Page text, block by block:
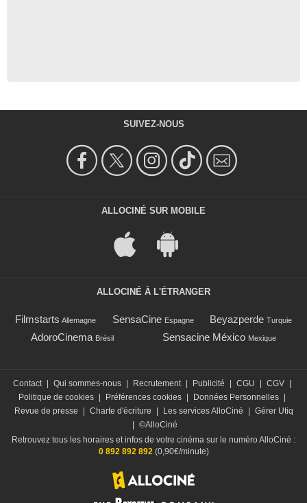
SUIVEZ-NOUS
ALLOCINÉ SUR MOBILE
ALLOCINÉ À L'ÉTRANGER
Filmstarts Allemagne SensaCine Espagne Beyazperde Turquie
AdoroCinema Brésil Sensacine México Mexique
Contact | Qui sommes-nous | Recrutement | Publicité | CGU | CGV |
Politique de cookies | Préférences cookies | Données Personnelles |
Revue de presse
| Charte d'écriture | Les services AlloCiné | Gérer Utiq
| ©AlloCiné
Retrouvez tous les horaires et infos de votre cinéma sur le numéro AlloCiné :
0 892 892 892 (0,90€/minute)